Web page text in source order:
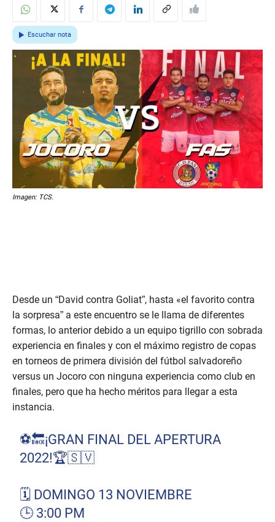
Escuchar nota
Imagen: TCS.
Desde un “David contra Goliat”, hasta «el favorito contra
la sorpresa” a este encuentro se le llama de diferentes
formas, lo anterior debido a un equipo tigrillo con sobrada
experiencia en finales y con el máximo registro de copas
en torneos de primera división del fútbol salvadoreño
versus un Jocoro con ninguna experiencia como club en
finales, pero que ha hecho méritos para llegar a esta
instancia.
⚽️🔙¡GRAN FINAL DEL APERTURA
2022!🏆🇸🇻
🗓 DOMINGO 13 NOVIEMBRE
🕒 3:00 PM